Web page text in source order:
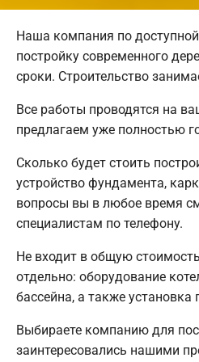
Наша компания по
постройку современного
сроки. Строительство
Все работы проводятся на
предлагаем уже полностью
Сколько будет стоить
устройство фундамента,
вопросы вы в любое время
специалистам по телефону.
Не входит в общую
отдельно: оборудование
бассейна, а также установка
Выбираете компанию для
заинтересовались нашими